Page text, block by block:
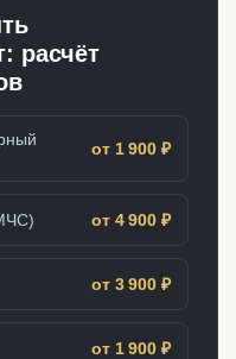
расчёт
от 1 900 ₽
от 4 900 ₽
от 3 900 ₽
от 1 900 ₽